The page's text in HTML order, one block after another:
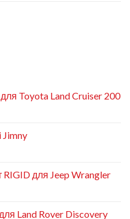
Toyota Land Cruiser 200
Jimny
для Jeep Wrangler
Land Rover Discovery